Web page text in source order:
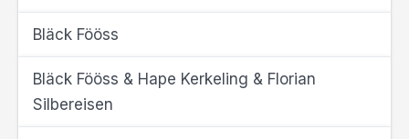
Bläck Fööss
Bläck Fööss & Hape Kerkeling & Florian
Silbereisen